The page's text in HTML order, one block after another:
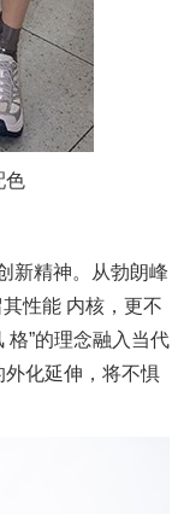
色
新精神。从勃朗峰
性能 内核，更不
格”的理念融入当代
化延伸，将不惧